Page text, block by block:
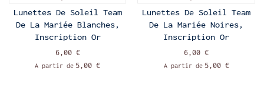
Lunettes De Soleil Team
De La Mariée Blanches,
Inscription Or
6,00 €
A partir de 5,00 €
Lunettes De Soleil Team
De La Mariée Noires,
Inscription Or
6,00 €
A partir de 5,00 €